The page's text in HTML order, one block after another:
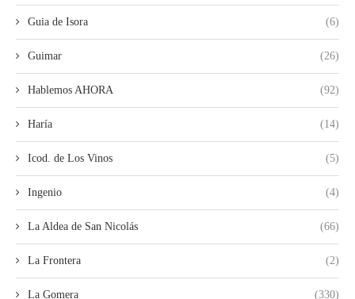
Guia de Isora (6)
Guimar (26)
Hablemos AHORA (92)
Haría (14)
Icod. de Los Vinos (5)
Ingenio (4)
La Aldea de San Nicolás (66)
La Frontera (2)
La Gomera (330)